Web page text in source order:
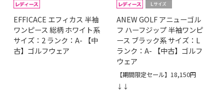
EFFICACE エフィカス 半袖
ワンピース 総柄 ホワイト系
サイズ：2 ランク：A- 【中
古】ゴルフウェア
ANEW GOLF アニューゴル
フ ハーフジップ 半袖ワンピ
ース ブラック系 サイズ：L
ランク：A- 【中古】ゴルフ
ウェア
【期間限定セール】18,150円
↓↓